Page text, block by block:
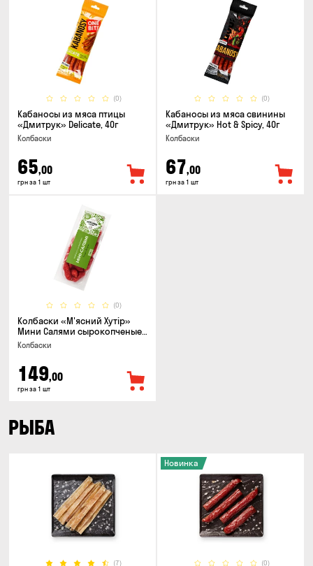
(0)
Кабаносы из мяса птицы
«Дмитрук» Delicate, 40г
Колбаски
65,00
грн за 1 шт
(0)
Кабаносы из мяса свинины
«Дмитрук» Hot & Spicy, 40г
Колбаски
67,00
грн за 1 шт
(0)
Колбаски «М'ясний Хутір»
Мини Салями сырокопченые,
150г
Колбаски
149,00
грн за 1 шт
РЫБА
(7) (0)
Новинка